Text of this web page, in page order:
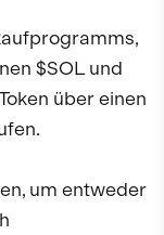
$SOL und
über einen
um entweder